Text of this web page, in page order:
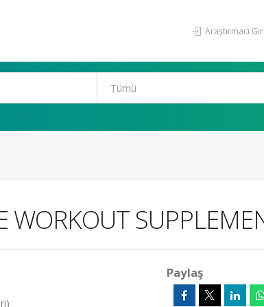
Araştırmacı
WORKOUT
Paylaş